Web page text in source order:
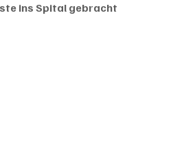
ins Spital gebracht